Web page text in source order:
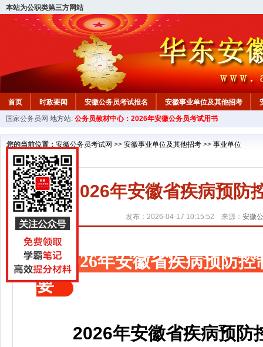
本站为公职类第三方网站
首页 时政要闻 安徽公务员考试报名 安徽事业单位及其他招考
安徽公务员行测试题 在线咨询 教材中心
国家公务员网 地方站: 公务员教材中心：2026年安徽公务员考试用书
您的当前位置： 安徽公务员考试网 >> 安徽事业单位及其他招考 >> 事业单位
2026年安徽省疾病预防
发布：2026-04-17 10:15:52 来源： 安徽
2026年安徽省疾病预防
要
2026年安徽省疾病预防